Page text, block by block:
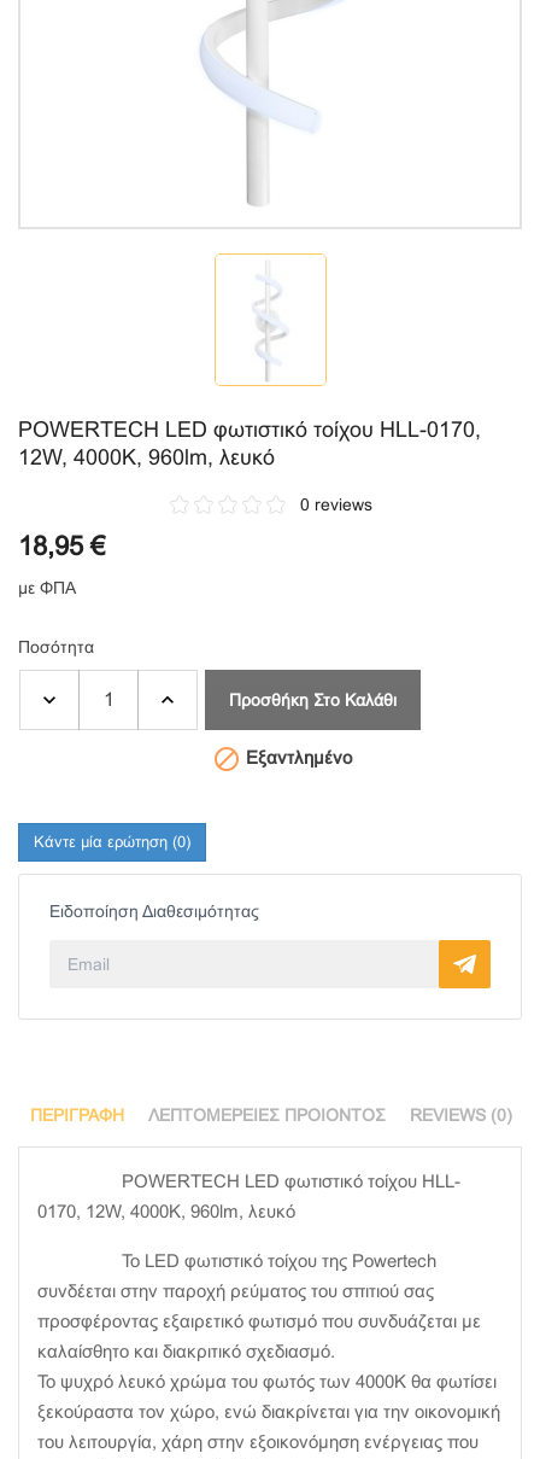
POWERTECH LED φωτιστικό τοίχου HLL-0170,
12W, 4000K, 960lm, λευκό
0 reviews
18,95 €
με ΦΠΑ
Ποσότητα
Προσθήκη Στο Καλάθι
 Εξαντλημένο
Κάντε μία ερώτηση (0)
Ειδοποίηση Διαθεσιμότητας
ΠΕΡΙΓΡΑΦΉ ΛΕΠΤΟΜΈΡΕΙΕΣ ΠΡΟΙΌΝΤΟΣ REVIEWS (0)
POWERTECH LED φωτιστικό τοίχου HLL-
0170, 12W, 4000K, 960lm, λευκό
Το LED φωτιστικό τοίχου της Powertech
συνδέεται στην παροχή ρεύματος του σπιτιού σας
προσφέροντας εξαιρετικό φωτισμό που συνδυάζεται με
καλαίσθητο και διακριτικό σχεδιασμό.
Το ψυχρό λευκό χρώμα του φωτός των 4000K θα φωτίσει
ξεκούραστα τον χώρο, ενώ διακρίνεται για την οικονομική
του λειτουργία, χάρη στην εξοικονόμηση ενέργειας που